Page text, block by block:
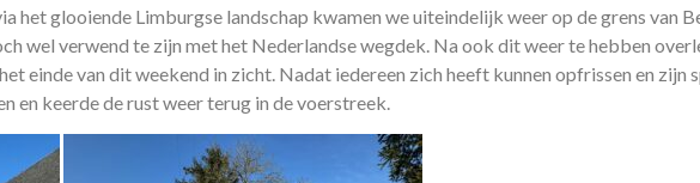
het glooiende Limburgse landschap kwamen we uiteindelijk weer op de grens van
wel verwend te zijn met het Nederlandse wegdek. Na ook dit weer te hebben
einde van dit weekend in zicht. Nadat iedereen zich heeft kunnen opfrissen en zijn
en keerde de rust weer terug in de voerstreek.